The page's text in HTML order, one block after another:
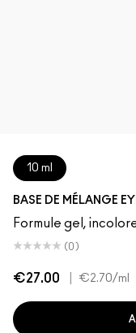
10 ml
BASE DE MÉLANGE
Formule gel,
(0)
€27.00 €2.70/ml